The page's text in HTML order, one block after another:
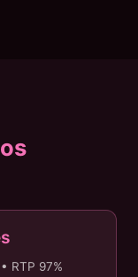
RTP 97%